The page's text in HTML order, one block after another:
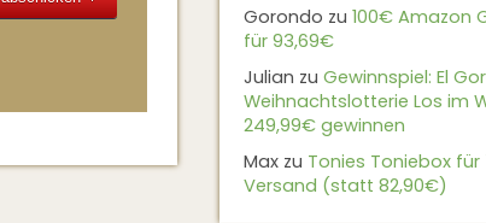
Gorondo zu 100€ Amazon
für 93,69€
Julian zu Gewinnspiel: El
Weihnachtslotterie Los im
249,99€ gewinnen
Max zu Tonies Toniebox für
Versand (statt 82,90€)